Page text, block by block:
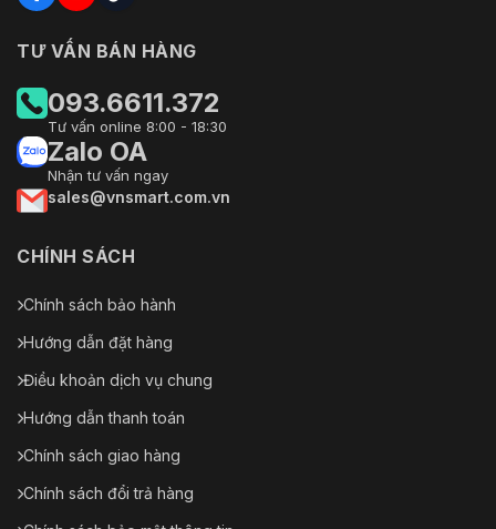
TƯ VẤN BÁN HÀNG
093.6611.372
Tư vấn online 8:00 - 18:30
Zalo OA
Nhận tư vấn ngay
sales@vnsmart.com.vn
CHÍNH SÁCH
Chính sách bảo hành
Hướng dẫn đặt hàng
Điều khoản dịch vụ chung
Hướng dẫn thanh toán
Chính sách giao hàng
Chính sách đổi trả hàng